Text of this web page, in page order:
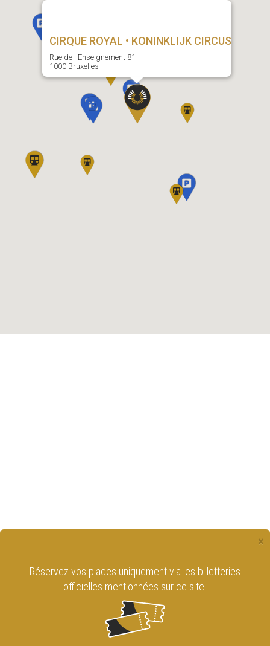
CIRQUE ROYAL • KONINKLIJK CIRCUS
Rue de l'Enseignement 81
1000 Bruxelles
×
Réservez vos places uniquement via les billetteries
officielles mentionnées sur ce site.